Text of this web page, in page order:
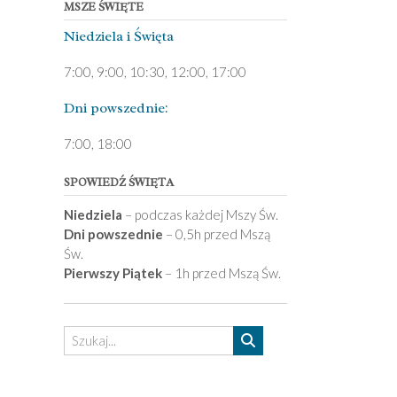
MSZE ŚWIĘTE
Niedziela ­i Święta
7:00, 9:00, 10:30, 12:00, 17:00
Dni pows­zednie:
7­:00, 18:00­
SPOWIEDŹ ŚWIĘTA
Niedziela – podczas każdej Mszy Św.
Dni powszednie – 0,5h przed Mszą
Św.
Pierwszy Piątek– 1h przed Mszą Św.